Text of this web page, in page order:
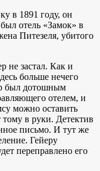
в 1891 году, он
отель «Замок» в
Питезеля, убитого
не застал. Как и
больше нечего
был дотошным
отелем, и
можно оставить
в руки. Детектив
письмо. И тут же
Гейеру
переправлено его